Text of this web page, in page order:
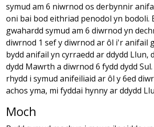
symud am 6 niwrnod os derbynnir
oni bai bod eithriad penodol yn bodoli.
gwahardd symud am 6 diwrnod yn
diwrnod 1 sef y diwrnod ar ôl i'r anifail
bydd anifail yn cyrraedd ar ddydd Llun,
dydd Mawrth a diwrnod 6 fydd dydd
rhydd i symud anifeiliaid ar ôl y 6ed
achos yma, mi fyddai hynny ar ddydd
Moch